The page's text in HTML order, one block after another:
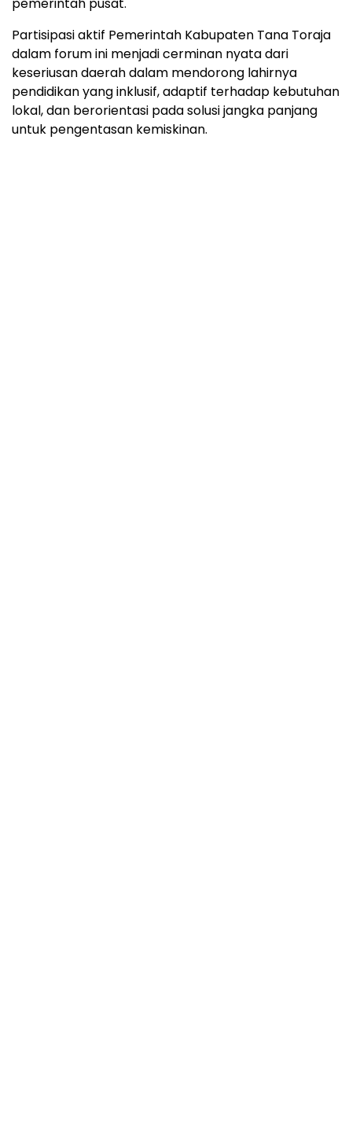
Partisipasi aktif Pemerintah Kabupaten Tana Toraja
dalam forum ini menjadi cerminan nyata dari
keseriusan daerah dalam mendorong lahirnya
pendidikan yang inklusif, adaptif terhadap kebutuhan
lokal, dan berorientasi pada solusi jangka panjang
untuk pengentasan kemiskinan.